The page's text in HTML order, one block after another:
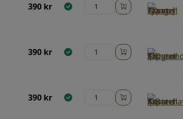
390 kr
390 kr
390 kr